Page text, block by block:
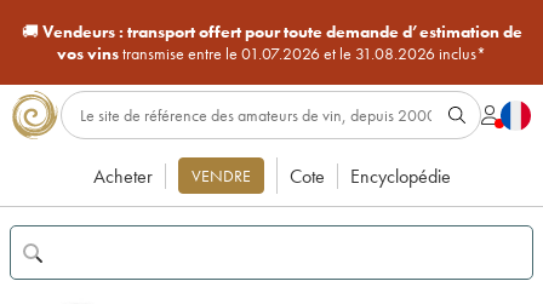
🚚Vendeurs : transport offert pour toute demande d’estimation de
vos vinstransmise entre le 01.07.2026 et le 31.08.2026 inclus*
Acheter VENDRE Cote Encyclopédie